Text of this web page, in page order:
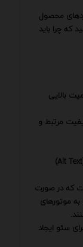
محصول
که چرا باید
بالایی
مرتبط و
مرتبط تغییر دهید و برای تصاویر متن جایگزین (Alt Text)
که در صورت
موتورهای
سئو ایجاد